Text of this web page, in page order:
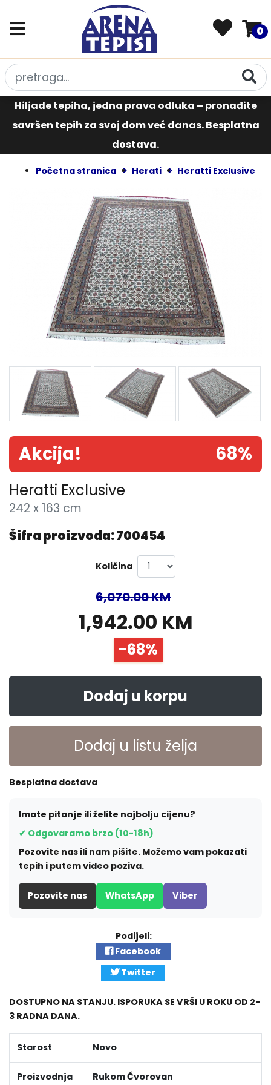
0
Hiljade tepiha, jedna prava odluka – pronađite
savršen tepih za svoj dom već danas. Besplatna
dostava.
Početna stranica Herati Heratti Exclusive
Akcija! 68%
Heratti Exclusive
242 x 163 cm
Šifra proizvoda: 700454
Količina
6,070.00 KM
1,942.00 KM
-68%
Dodaj u korpu
Dodaj u listu želja
Besplatna dostava
Imate pitanje ili želite najbolju cijenu?
✔ Odgovaramo brzo (10-18h)
Pozovite nas ili nam pišite. Možemo vam pokazati
tepih i putem video poziva.
Pozovite nas WhatsApp Viber
Podijeli:
Facebook
Twitter
DOSTUPNO NA STANJU. ISPORUKA SE VRŠI U ROKU OD 2-
3 RADNA DANA.
Starost Novo
Proizvodnja Rukom Čvorovan